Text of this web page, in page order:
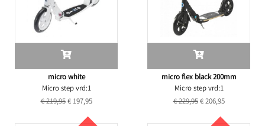
micro white
Micro step vrd:1
€ 219,95€ 197,95
micro flex black 200mm
Micro step vrd:1
€ 229,95€ 206,95